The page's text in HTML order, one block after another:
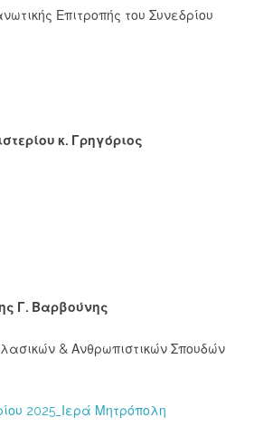
Επιτροπής του Συνεδρίου
κ. Γρηγόριος
Γ. Βαρβούνης
& Ανθρωπιστικών Σπουδών
2025_Ιερά Μητρόπολη